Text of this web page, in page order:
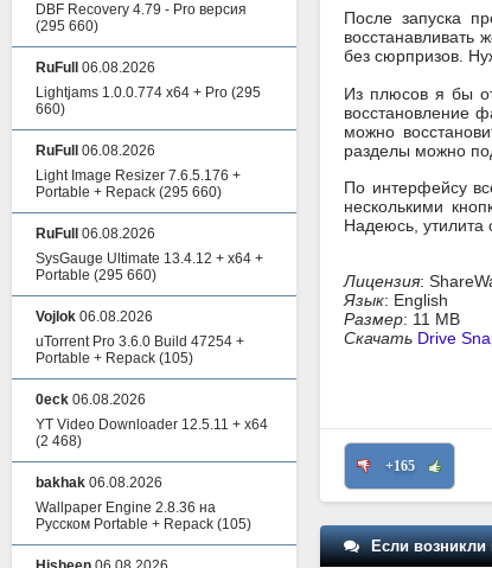
После запуска
без сюрпризов.
Из плюсов я бы
восстановление
можно
разделы можно
По интерфейсу
несколькими
Надеюсь, утилита
Лицензия:
Язык: English
Размер: 11 MB
Скачать Drive
+165
Если возникли
DBF Recovery 4.79 - Pro версия
(295 660)
RuFull
06.08.2026
Lightjams 1.0.0.774 x64 + Pro (295
660)
RuFull
06.08.2026
Light Image Resizer 7.6.5.176 +
Portable + Repack (295 660)
RuFull
06.08.2026
SysGauge Ultimate 13.4.12 + x64 +
Portable (295 660)
Vojlok 06.08.2026
uTorrent Pro 3.6.0 Build 47254 +
Portable + Repack (105)
0eck 06.08.2026
YT Video Downloader 12.5.11 + x64
(2 468)
bakhak 06.08.2026
Wallpaper Engine 2.8.36 на
Русском Portable + Repack (105)